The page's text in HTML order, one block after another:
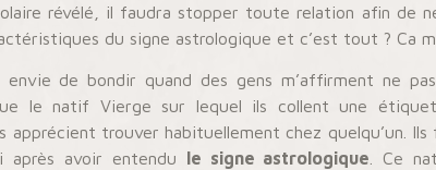
révélé, il faudra stopper toute relation afin de
du signe astrologique et c’est tout ? Ca
de bondir quand des gens m’affirment ne
le natif Vierge sur lequel ils collent une
apprécient trouver habituellement chez quelqu’un.
avoir entendu
le signe astrologique . Ce